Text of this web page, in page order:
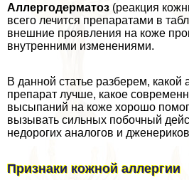
Аллергодерматоз (реакция
всего лечится препаратами в
внешние проявления на коже
внутренними изменениями.
В данной статье разберем, какой
препарат лучше, какое
высыпаний на коже хорошо
вызывать сильных побочный
недорогих аналогов и
Признаки кожной аллергии